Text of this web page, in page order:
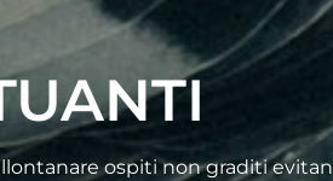
ospiti non graditi